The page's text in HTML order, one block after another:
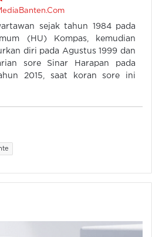
sejak tahun 1984 pada
(HU) Kompas, kemudian
diri pada Agustus 1999 dan
sore Sinar Harapan pada
2015, saat koran sore ini